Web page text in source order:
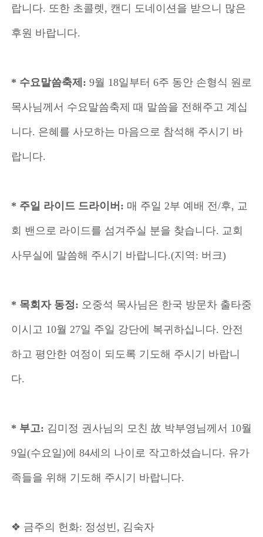
랍니다. 또한 초콜렛, 캔디 도네이션을 받으니 많은
후원 바랍니다.
* 수요말씀축제: 9월 18일부터 6주 동안 손형식 원로
목사님께서 수요말씀축제 때 말씀을 전해주고 계십
니다. 은혜를 사모하는 마음으로 참석해 주시기 바
랍니다.
* 주일 라이드 드라이버: 매 주일 2부 예배 전/후, 교
회 밴으로 라이드를 섬겨주실 분을 찾습니다. 교회
사무실에 말씀해 주시기 바랍니다.(지역: 버크)
* 목회자 동정: 오중석 목사님은 한국 방문차 출타중
이시고 10월 27일 주일 강단에 복귀하십니다. 안전
하고 평안한 여정이 되도록 기도해 주시기 바랍니
다.
* 부고: 김미정 권사님의 모친 故 박부영님께서 10월
9일(수요일)에 84세의 나이로 작고하셨습니다. 유가
족들을 위해 기도해 주시기 바랍니다.
❖ 금주의 헌화: 정성빈, 김숙자